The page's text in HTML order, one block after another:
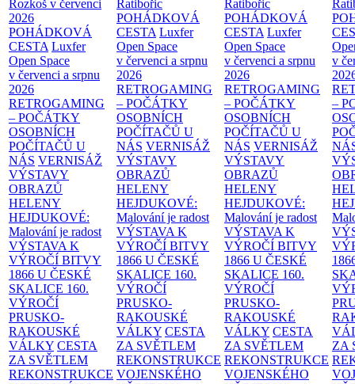
Rozkoš v červenci
2026
POHÁDKOVÁ
CESTA Luxfer
Open Space
v červenci a srpnu
2026
RETROGAMING
– POČÁTKY
OSOBNÍCH
POČÍTAČŮ U
NÁS VERNISÁŽ
VÝSTAVY
OBRAZŮ
HELENY
HEJDUKOVÉ:
Malování je radost
VÝSTAVA K
VÝROČÍ BITVY
1866 U ČESKÉ
SKALICE 160.
VÝROČÍ
PRUSKO-
RAKOUSKÉ
VÁLKY CESTA
ZA SVĚTLEM
REKONSTRUKCE
Ratibořic
POHÁDKOVÁ
CESTA Luxfer
Open Space
v červenci a srpnu
2026
RETROGAMING
– POČÁTKY
OSOBNÍCH
POČÍTAČŮ U
NÁS VERNISÁŽ
VÝSTAVY
OBRAZŮ
HELENY
HEJDUKOVÉ:
Malování je radost
VÝSTAVA K
VÝROČÍ BITVY
1866 U ČESKÉ
SKALICE 160.
VÝROČÍ
PRUSKO-
RAKOUSKÉ
VÁLKY CESTA
ZA SVĚTLEM
REKONSTRUKCE
VOJENSKÉHO
Ratibořic
POHÁDKOVÁ
CESTA Luxfer
Open Space
v červenci a srpnu
2026
RETROGAMING
– POČÁTKY
OSOBNÍCH
POČÍTAČŮ U
NÁS VERNISÁŽ
VÝSTAVY
OBRAZŮ
HELENY
HEJDUKOVÉ:
Malování je radost
VÝSTAVA K
VÝROČÍ BITVY
1866 U ČESKÉ
SKALICE 160.
VÝROČÍ
PRUSKO-
RAKOUSKÉ
VÁLKY CESTA
ZA SVĚTLEM
REKONSTRUKCE
VOJENSKÉHO
v
–
ZA